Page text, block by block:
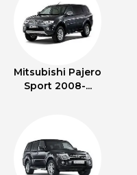
Mitsubishi Pajero
Sport 2008-...